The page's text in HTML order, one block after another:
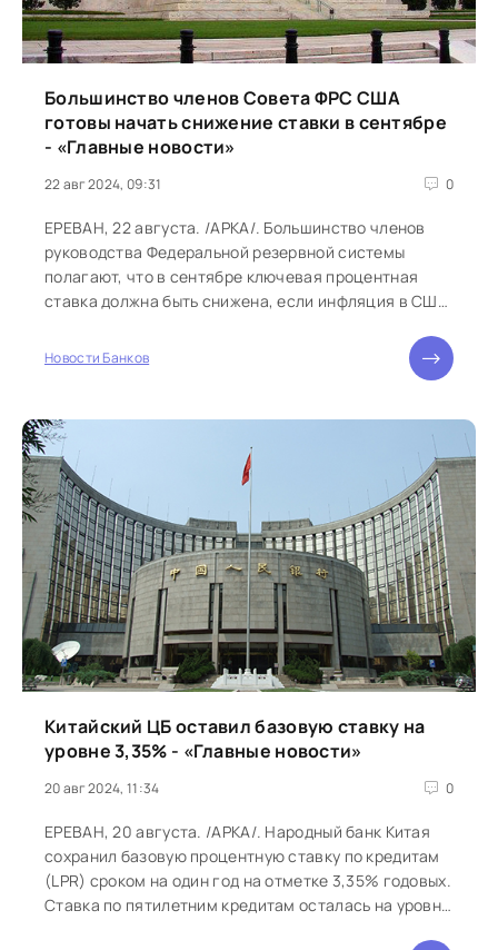
Большинство членов Совета ФРС США
готовы начать снижение ставки в сентябре
- «Главные новости»
22 авг 2024, 09:31 0
ЕРЕВАН, 22 августа. /АРКА/. Большинство членов
руководства Федеральной резервной системы
полагают, что в сентябре ключевая процентная
ставка должна быть снижена, если инфляция в США
Новости Банков
Китайский ЦБ оставил базовую ставку на
уровне 3,35% - «Главные новости»
20 авг 2024, 11:34 0
ЕРЕВАН, 20 августа. /АРКА/. Народный банк Китая
сохранил базовую процентную ставку по кредитам
(LPR) сроком на один год на отметке 3,35% годовых.
Ставка по пятилетним кредитам осталась на уровне